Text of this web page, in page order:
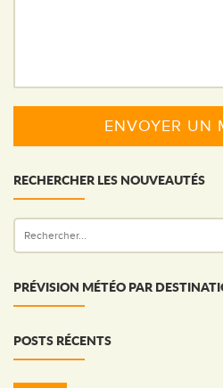
RECHERCHER LES NOUVEAUTÉS
PRÉVISION MÉTÉO PAR
POSTS RÉCENTS